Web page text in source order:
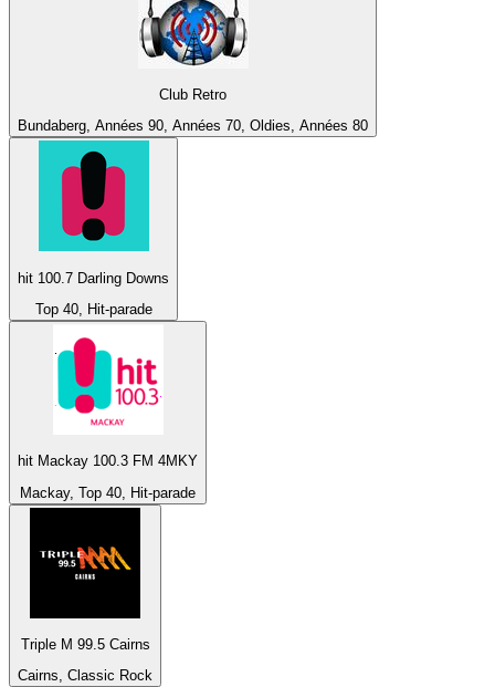
Club Retro
Bundaberg, Années 90, Années 70, Oldies, Années 80
hit 100.7 Darling Downs
Top 40, Hit-parade
hit Mackay 100.3 FM 4MKY
Mackay, Top 40, Hit-parade
Triple M 99.5 Cairns
Cairns, Classic Rock